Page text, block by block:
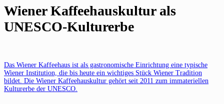
Wiener Kaffeehauskultur als
UNESCO-Kulturerbe
Das Wiener Kaffeehaus ist als gastronomische Einrichtung eine typische
Wiener Institution, die bis heute ein wichtiges Stück Wiener Tradition
bildet. Die Wiener Kaffeehauskultur gehört seit 2011 zum immateriellen
Kulturerbe der UNESCO.